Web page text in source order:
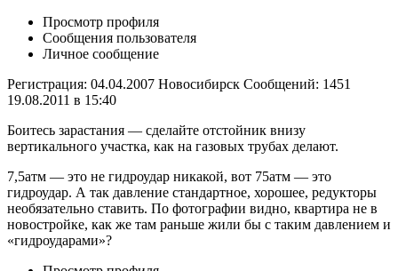
Просмотр профиля
Сообщения пользователя
Личное сообщение
Регистрация: 04.04.2007 Новосибирск Сообщений: 1451
19.08.2011 в 15:40
Боитесь зарастания — сделайте отстойник внизу
вертикального участка, как на газовых трубах делают.
7,5атм — это не гидроудар никакой, вот 75атм — это
гидроудар. А так давление стандартное, хорошее, редукторы
необязательно ставить. По фотографии видно, квартира не в
новостройке, как же там раньше жили бы с таким давлением и
«гидроударами»?